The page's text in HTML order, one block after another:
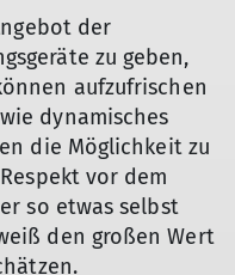
der
zu geben,
aufzufrischen
dynamisches
die Möglichkeit zu
vor dem
so etwas selbst
den großen Wert